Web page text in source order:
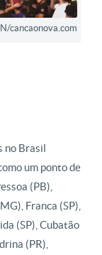
cancaonova.com
no Brasil
um ponto de
(PB),
Franca (SP),
(SP), Cubatão
(PR),